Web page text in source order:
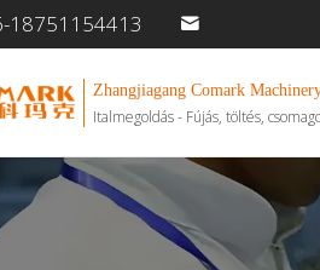
18751154413
Zhangjiagang Comark
Italmegoldás - Fújás, töltés,